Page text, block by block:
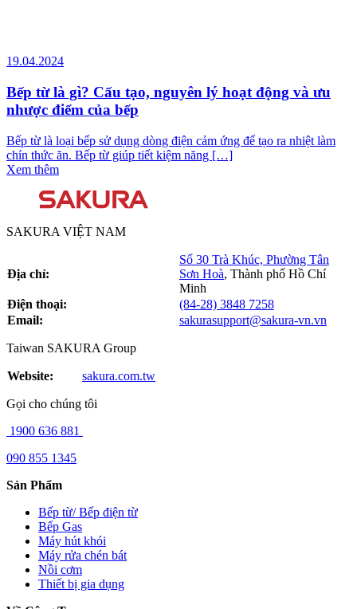
19.04.2024
Bếp từ là gì? Cấu tạo, nguyên lý hoạt động và ưu
nhược điểm của bếp
Bếp từ là loại bếp sử dụng dòng điện cảm ứng để tạo ra nhiệt làm
chín thức ăn. Bếp từ giúp tiết kiệm năng […]
Xem thêm
SAKURA VIỆT NAM
Địa chỉ:
Số 30 Trà Khúc, Phường Tân
Sơn Hoà, Thành phố Hồ Chí
Minh
Điện thoại:
(84-28) 3848 7258
Email:
sakurasupport@sakura-vn.vn
Taiwan SAKURA Group
Website: sakura.com.tw
Gọi cho chúng tôi
1900 636 881
090 855 1345
Sản Phẩm
Bếp từ/ Bếp điện từ
Bếp Gas
Máy hút khói
Máy rửa chén bát
Nồi cơm
Thiết bị gia dụng